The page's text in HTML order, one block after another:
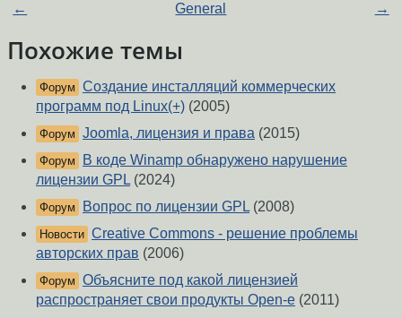
← General →
Похожие темы
Форум Создание инсталляций коммерческих
программ под Linux(+) (2005)
Форум Joomla, лицензия и права (2015)
Форум
В коде Winamp обнаружено нарушение
лицензии GPL (2024)
Форум Вопрос по лицензии GPL (2008)
Новости Creative Commons - решение проблемы
авторских прав (2006)
Форум Объясните под какой лицензией
распространяет свои продукты Open-e (2011)